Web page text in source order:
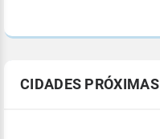
CIDADES PRÓXIMAS